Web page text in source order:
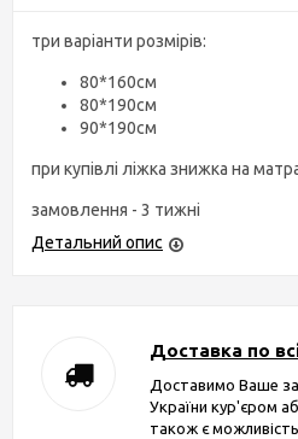
три варіанти розмірів:
80*160см
80*190см
90*190см
при купівлі ліжка знижка на
замовлення - 3 тижні
Детальний опис
Доставка по
Доставимо Ваше
України кур'єром
також є